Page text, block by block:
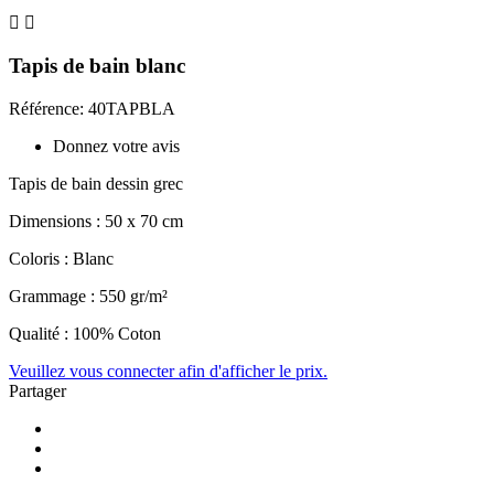
 
Tapis de bain blanc
Référence: 40TAPBLA
Donnez votre avis
Tapis de bain dessin grec
Dimensions : 50 x 70 cm
Coloris : Blanc
Grammage : 550 gr/m²
Qualité : 100% Coton
Veuillez vous connecter afin d'afficher le prix.
Partager